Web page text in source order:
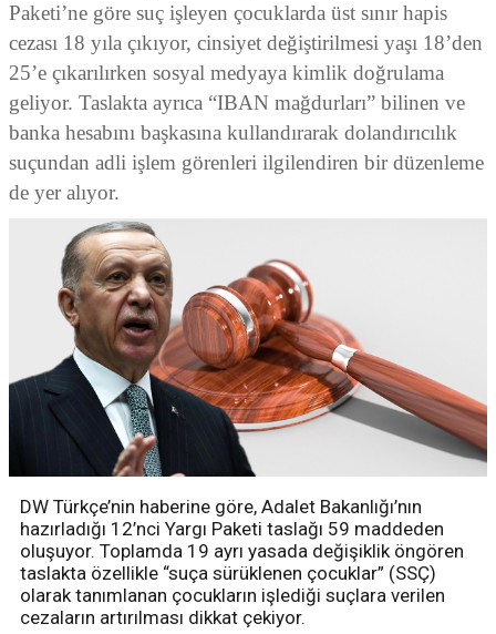
Paketi’ne göre suç işleyen çocuklarda üst sınır hapis
cezası 18 yıla çıkıyor, cinsiyet değiştirilmesi yaşı 18’den
25’e çıkarılırken sosyal medyaya kimlik doğrulama
geliyor. Taslakta ayrıca “IBAN mağdurları” bilinen ve
banka hesabını başkasına kullandırarak dolandırıcılık
suçundan adli işlem görenleri ilgilendiren bir düzenleme
de yer alıyor.
DW Türkçe’nin haberine göre, Adalet Bakanlığı’nın
hazırladığı 12’nci Yargı Paketi taslağı 59 maddeden
oluşuyor. Toplamda 19 ayrı yasada değişiklik öngören
taslakta özellikle “suça sürüklenen çocuklar” (SSÇ)
olarak tanımlanan çocukların işlediği suçlara verilen
cezaların artırılması dikkat çekiyor.